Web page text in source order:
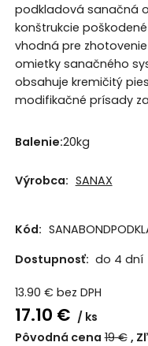
podkladová sanačná
konštrukcie
vhodná pre
omietky sanačného
obsahuje kremičitý
modifikačné prísady
Balenie:20kg
Výrobca: SANAX
Kód:
Dostupnosť: do 4 dní
13.90 € bez DPH
17.10 €
ks
Pôvodná cena 19€